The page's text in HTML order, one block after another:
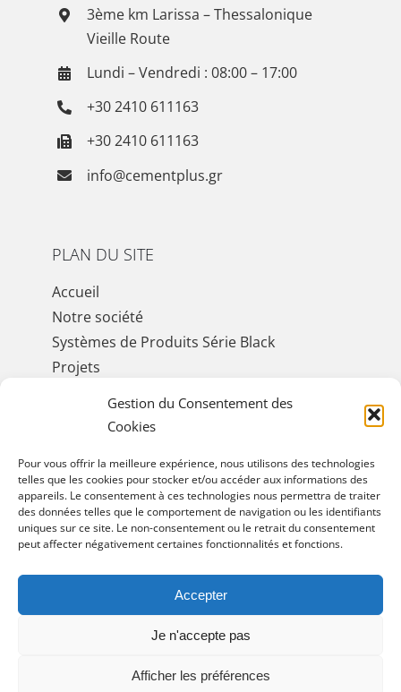
Gestion du Consentement des
Cookies
Pour vous offrir la meilleure expérience, nous utilisons des technologies
telles que les cookies pour stocker et/ou accéder aux informations des
appareils. Le consentement à ces technologies nous permettra de traiter
des données telles que le comportement de navigation ou les identifiants
uniques sur ce site. Le non-consentement ou le retrait du consentement
peut affecter négativement certaines fonctionnalités et fonctions.
Accepter
Je n'accepte pas
Afficher les préférences
3ème km Larissa – Thessalonique
Vieille Route
Lundi – Vendredi : 08:00 – 17:00
+30 2410 611163
+30 2410 611163
info@cementplus.gr
PLAN DU SITE
Accueil
Notre société
Systèmes de Produits Série Black
Projets
Développement durable et environnement
GET SOCIAL
Reserved. Designed & developed by